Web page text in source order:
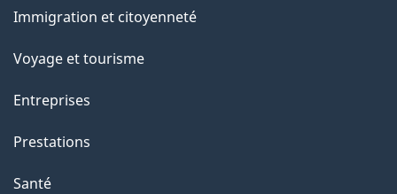
a
p
a
g
e
sujets
Immigration et citoyenneté
Voyage et tourisme
Entreprises
Prestations
Santé